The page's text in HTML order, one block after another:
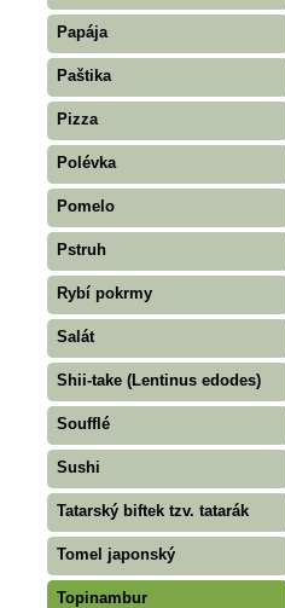
Papája
Paštika
Pizza
Polévka
Pomelo
Pstruh
Rybí pokrmy
Salát
Shii-take (Lentinus edodes)
Soufflé
Sushi
Tatarský biftek tzv. tatarák
Tomel japonský
Topinambur